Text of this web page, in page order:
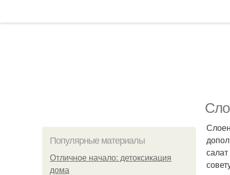
Популярные материалы
Отличное начало: детоксикация
дома